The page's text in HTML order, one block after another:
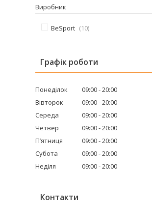
Виробник
BeSport 10
Графік роботи
Понеділок 09:00 20:00
Вівторок
09:00 20:00
Середа
09:00 20:00
Четвер
09:00 20:00
Пʼятниця
09:00 20:00
Субота
09:00 20:00
Неділя
09:00 20:00
Контакти